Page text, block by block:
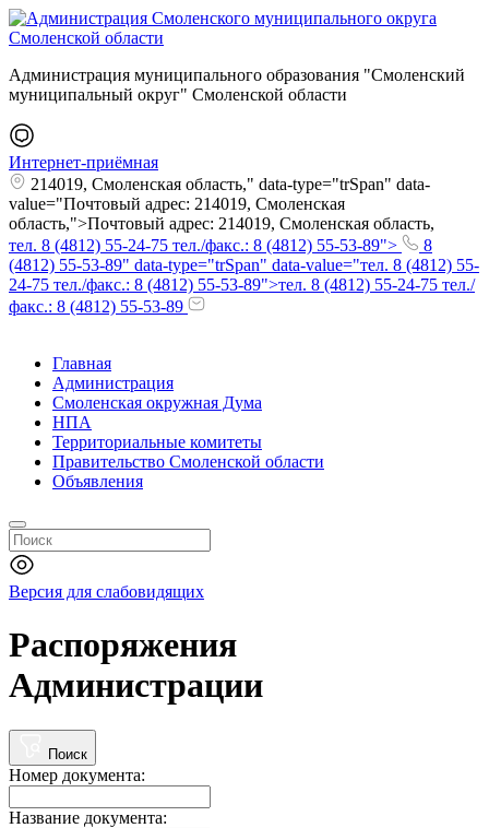
Администрация муниципального образования "Смоленский
муниципальный округ" Смоленской области
Интернет-приёмная
214019, Смоленская область," data-type="trSpan" data-
value="Почтовый адрес: 214019, Смоленская
область,">Почтовый адрес: 214019, Смоленская область,
тел. 8 (4812) 55-24-75 тел./факс.: 8 (4812) 55-53-89">
8
(4812) 55-53-89" data-type="trSpan" data-value="тел. 8 (4812) 55-
24-75 тел./факс.: 8 (4812) 55-53-89">тел. 8 (4812) 55-24-75 тел./
факс.: 8 (4812) 55-53-89
Главная
Администрация
Смоленская окружная Дума
НПА
Территориальные комитеты
Правительство Смоленской области
Объявления
Версия для слабовидящих
Распоряжения
Администрации
Поиск
Номер документа:
Название документа: